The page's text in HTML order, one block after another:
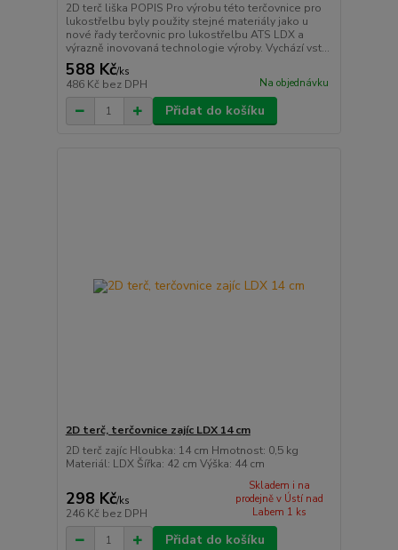
2D terč liška POPIS Pro výrobu této terčovnice pro
lukostřelbu byly použity stejné materiály jako u
nové řady terčovnic pro lukostřelbu ATS LDX a
výrazně inovovaná technologie výroby. Vychází vst...
588 Kč/ks
486 Kč bez DPH Na objednávku
Přidat do košíku
2D terč, terčovnice zajíc LDX 14 cm
2D terč zajíc Hloubka: 14 cm Hmotnost: 0,5 kg
Materiál: LDX Šířka: 42 cm Výška: 44 cm
298 Kč/ks
246 Kč bez DPH
Skladem i na
prodejně v Ústí nad
Labem 1 ks
Přidat do košíku